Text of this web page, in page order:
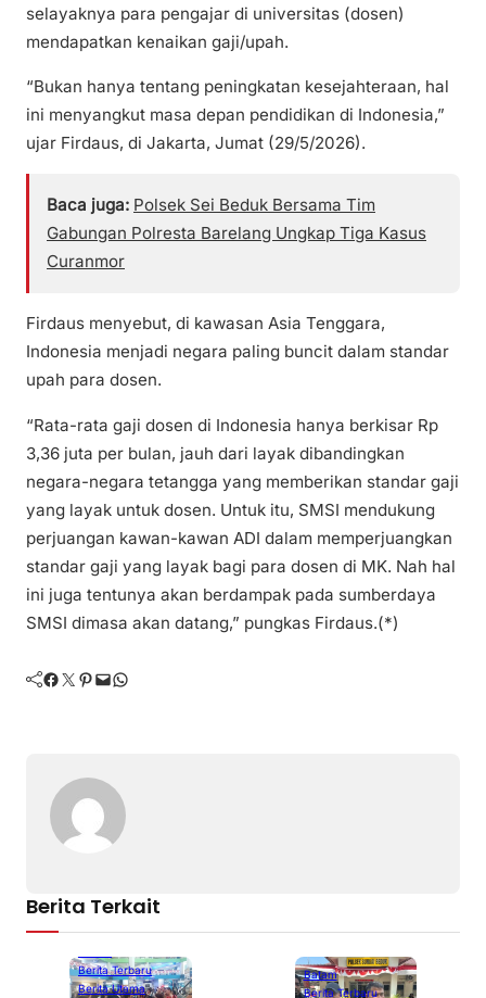
selayaknya para pengajar di universitas (dosen)
mendapatkan kenaikan gaji/upah.
“Bukan hanya tentang peningkatan kesejahteraan, hal
ini menyangkut masa depan pendidikan di Indonesia,”
ujar Firdaus, di Jakarta, Jumat (29/5/2026).
Baca juga: Polsek Sei Beduk Bersama Tim
Gabungan Polresta Barelang Ungkap Tiga Kasus
Curanmor
Firdaus menyebut, di kawasan Asia Tenggara,
Indonesia menjadi negara paling buncit dalam standar
upah para dosen.
“Rata-rata gaji dosen di Indonesia hanya berkisar Rp
3,36 juta per bulan, jauh dari layak dibandingkan
negara-negara tetangga yang memberikan standar gaji
yang layak untuk dosen. Untuk itu, SMSI mendukung
perjuangan kawan-kawan ADI dalam memperjuangkan
standar gaji yang layak bagi para dosen di MK. Nah hal
ini juga tentunya akan berdampak pada sumberdaya
SMSI dimasa akan datang,” pungkas Firdaus.(*)
Facebook Twitter Pinterest Mail WhatsApp
Berita Terkait
Berita Terbaru
Berita Utama
Batam
Berita Terbaru